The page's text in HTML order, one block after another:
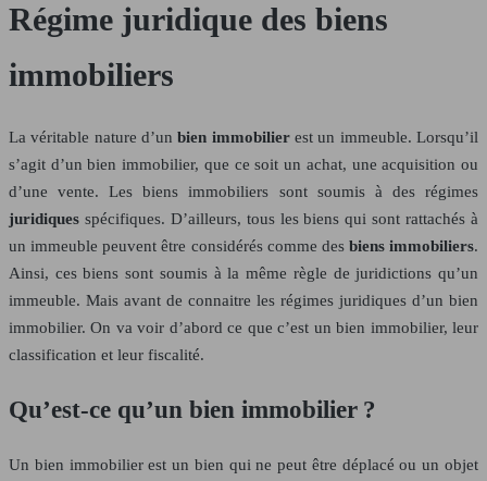
Régime juridique des biens
immobiliers
La véritable nature d’unbien immobilierest un immeuble. Lorsqu’il
s’agit d’un bien immobilier, que ce soit un achat, une acquisition ou
d’une vente. Les biens immobiliers sont soumis à des régimes
juridiques spécifiques. D’ailleurs, tous les biens qui sont rattachés à
un immeuble peuvent être considérés comme des biens immobiliers.
Ainsi, ces biens sont soumis à la même règle de juridictions qu’un
immeuble. Mais avant de connaitre les régimes juridiques d’un bien
immobilier. On va voir d’abord ce que c’est un bien immobilier, leur
classification et leur fiscalité.
Qu’est-ce qu’un bien immobilier ?
Un bien immobilier est un bien qui ne peut être déplacé ou un objet